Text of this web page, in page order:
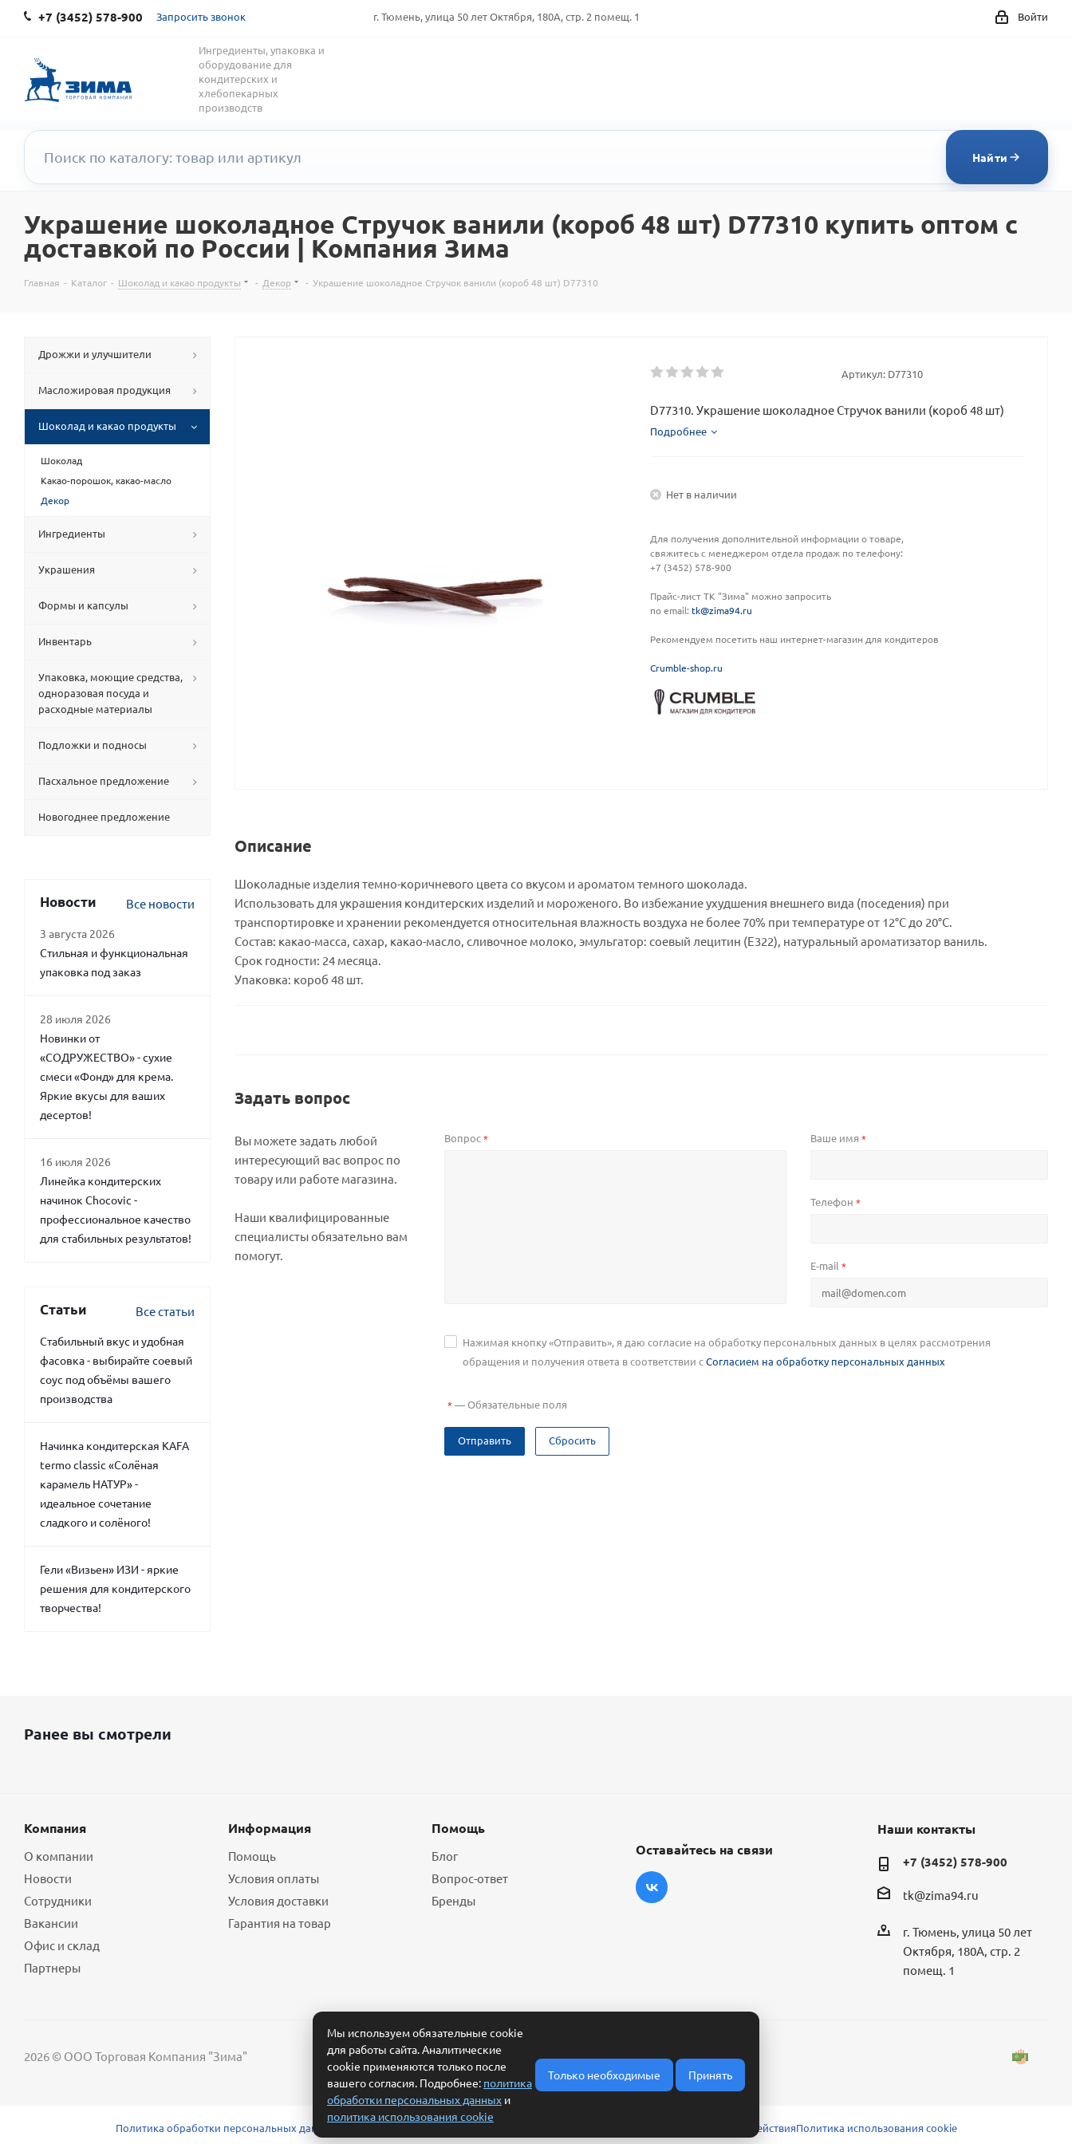
+7 (3452) 578-900 Запросить звонок г. Тюмень, улица 50 лет Октября, 180А, стр. 2 помещ. 1 Войти
Ингредиенты, упаковка и
оборудование для
кондитерских и
хлебопекарных
производств
Найти
Украшение шоколадное Стручок ванили (короб 48 шт) D77310 купить оптом с
доставкой по России | Компания Зима
Главная - Каталог - Шоколад и какао продукты - Декор - Украшение шоколадное Стручок ванили (короб 48 шт) D77310
Артикул: D77310
D77310. Украшение шоколадное Стручок ванили (короб 48 шт)
Подробнее
Нет в наличии
Для получения дополнительной информации о товаре,
свяжитесь с менеджером отдела продаж по телефону:
+7 (3452) 578-900
Прайс-лист ТК "Зима" можно запросить
по email: tk@zima94.ru
Рекомендуем посетить наш интернет-магазин для кондитеров
Crumble-shop.ru
Описание
Шоколадные изделия темно-коричневого цвета со вкусом и ароматом темного шоколада.
Использовать для украшения кондитерских изделий и мороженого. Во избежание ухудшения внешнего вида (поседения) при
транспортировке и хранении рекомендуется относительная влажность воздуха не более 70% при температуре от 12°С до 20°С.
Состав: какао-масса, сахар, какао-масло, сливочное молоко, эмульгатор: соевый лецитин (E322), натуральный ароматизатор ваниль.
Срок годности: 24 месяца.
Упаковка: короб 48 шт.
Задать вопрос
Вы можете задать любой
интересующий вас вопрос по
товару или работе магазина.
Наши квалифицированные
специалисты обязательно вам
помогут.
Вопрос* Ваше имя *
Телефон *
E-mail *
Нажимая кнопку «Отправить», я даю согласие на обработку персональных данных в целях рассмотрения
обращения и получения ответа в соответствии сСогласием на обработку персональных данных
*—Обязательные поля
Отправить Сбросить
Дрожжи и улучшители
Масложировая продукция
Шоколад и какао продукты
Шоколад
Какао-порошок, какао-масло
Декор
Ингредиенты
Украшения
Формы и капсулы
Инвентарь
Упаковка, моющие средства,
одноразовая посуда и
расходные материалы
Подложки и подносы
Пасхальное предложение
Новогоднее предложение
Новости Все новости
3 августа 2026
Стильная и функциональная
упаковка под заказ
28 июля 2026
Новинки от
«СОДРУЖЕСТВО» - сухие
смеси «Фонд» для крема.
Яркие вкусы для ваших
десертов!
16 июля 2026
Линейка кондитерских
начинок Chocovic -
профессиональное качество
для стабильных результатов!
Статьи Все статьи
Стабильный вкус и удобная
фасовка - выбирайте соевый
соус под объёмы вашего
производства
Начинка кондитерская KAFA
termo classic «Солёная
карамель НАТУР» -
идеальное сочетание
сладкого и солёного!
Гели «Визьен» ИЗИ - яркие
решения для кондитерского
творчества!
Ранее вы смотрели
Компания
О компании
Новости
Сотрудники
Вакансии
Офис и склад
Партнеры
Информация
Помощь
Условия оплаты
Условия доставки
Гарантия на товар
Помощь
Блог
Вопрос-ответ
Бренды
Оставайтесь на связи
Наши контакты
+7 (3452) 578-900
tk@zima94.ru
г. Тюмень, улица 50 лет
Октября, 180А, стр. 2
помещ. 1
2026 © ООО Торговая Компания "Зима"
Политика обработки персональных данных Условия обработки заявки и взаимодействияПолитика использования cookie
Мы используем обязательные cookie
для работы сайта. Аналитические
cookie применяются только после
вашего согласия. Подробнее: политика
обработки персональных данных и
политика использования cookie
Только необходимые Принять